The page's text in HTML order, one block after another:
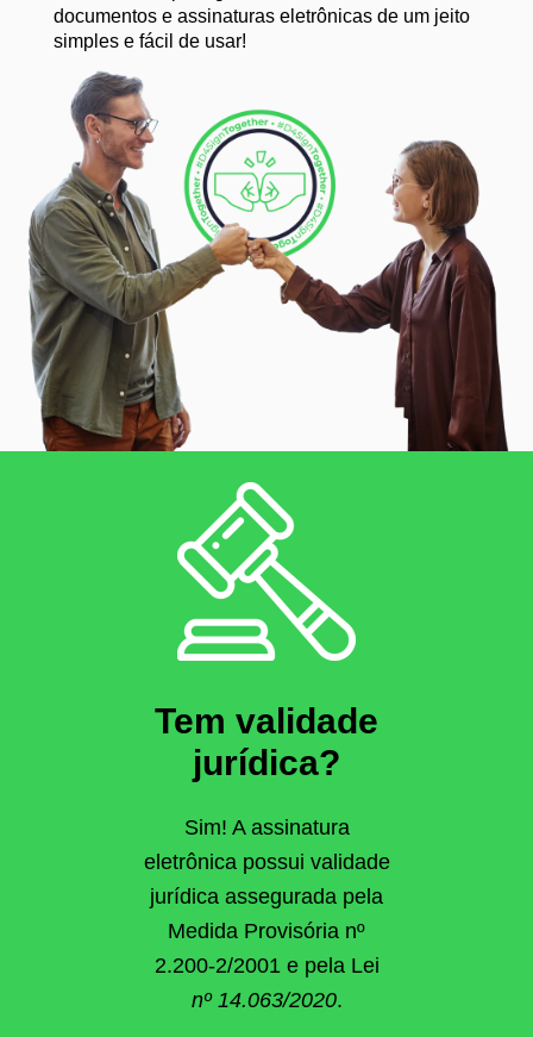
documentos e assinaturas eletrônicas de um jeito
simples e fácil de usar!
Tem validade
jurídica?
Sim! A assinatura
eletrônica possui validade
jurídica assegurada pela
Medida Provisória nº
2.200-2/2001 e pela Lei
nº 14.063/2020.